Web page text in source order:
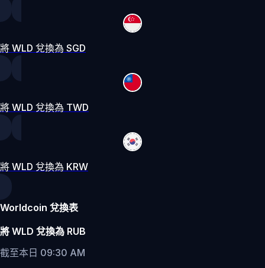
將 WLD 兌換為 SGD
將 WLD 兌換為 TWD
將 WLD 兌換為 KRW
Worldcoin 兌換表
將 WLD 兌換為 RUB
截至本日 09:30 AM